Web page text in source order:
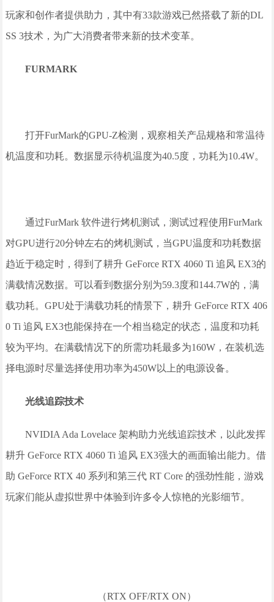
玩家和创作者提供助力，其中有33款游戏已然搭载了新的DL
SS 3技术，为广大消费者带来新的技术变革。
FURMARK
打开FurMark的GPU-Z检测，观察相关产品规格和常温待
机温度和功耗。数据显示待机温度为40.5度，功耗为10.4W。
通过FurMark 软件进行烤机测试，测试过程使用FurMark
对GPU进行20分钟左右的烤机测试，当GPU温度和功耗数据
趋近于稳定时，得到了耕升 GeForce RTX 4060 Ti 追风 EX3的
满载情况数据。可以看到数据分别为59.3度和144.7W的，满
载功耗。GPU处于满载功耗的情景下，耕升 GeForce RTX 406
0 Ti 追风 EX3也能保持在一个相当稳定的状态，温度和功耗
较为平均。在满载情况下的所需功耗最多为160W，在装机选
择电源时尽量选择使用功率为450W以上的电源设备。
光线追踪技术
NVIDIA Ada Lovelace 架构助力光线追踪技术，以此发挥
耕升 GeForce RTX 4060 Ti 追风 EX3强大的画面输出能力。借
助 GeForce RTX 40 系列和第三代 RT Core 的强劲性能，游戏
玩家们能从虚拟世界中体验到许多令人惊艳的光影细节。
（RTX OFF/RTX ON）